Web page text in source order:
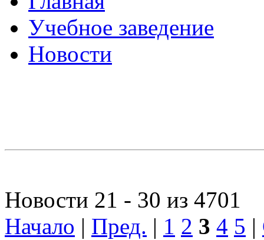
Учебное заведение
Новости
Новости 21 - 30 из 4701
Начало | Пред. | 1 2 3 4 5 |